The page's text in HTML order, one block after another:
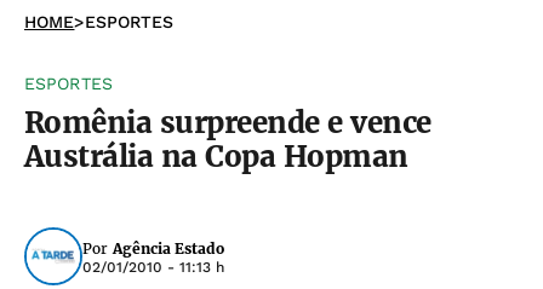
HOME>ESPORTES
ESPORTES
Romênia surpreende e vence
Austrália na Copa Hopman
Por Agência Estado
02/01/2010 - 11:13 h